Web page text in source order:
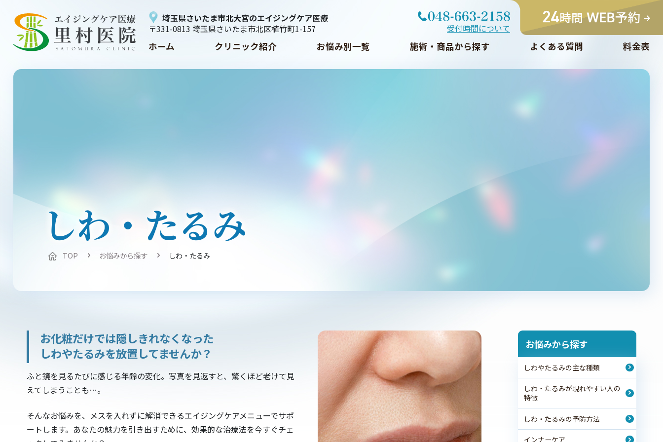
埼玉県さいたま市北大宮のエイジングケア医療
〒331-0813 埼玉県さいたま市北区植竹町1-157
受付時間について
ホーム クリニック紹介 お悩み別一覧 施術・商品から探す よくある質問 料金表
しわ・たるみ
TOP お悩みから探す しわ・たるみ
お悩みから探す
しわやたるみの主な種類
しわ・たるみが現れやすい人の
特徴
しわ・たるみの予防方法
インナーケア
お化粧だけでは隠しきれなくなった
しわやたるみを放置してませんか？
ふと鏡を見るたびに感じる年齢の変化。写真を見返すと、驚くほど老けて見
えてしまうことも…。
そんなお悩みを、メスを入れずに解消できるエイジングケアメニューでサポ
ートします。あなたの魅力を引き出すために、効果的な治療法を今すぐチェ